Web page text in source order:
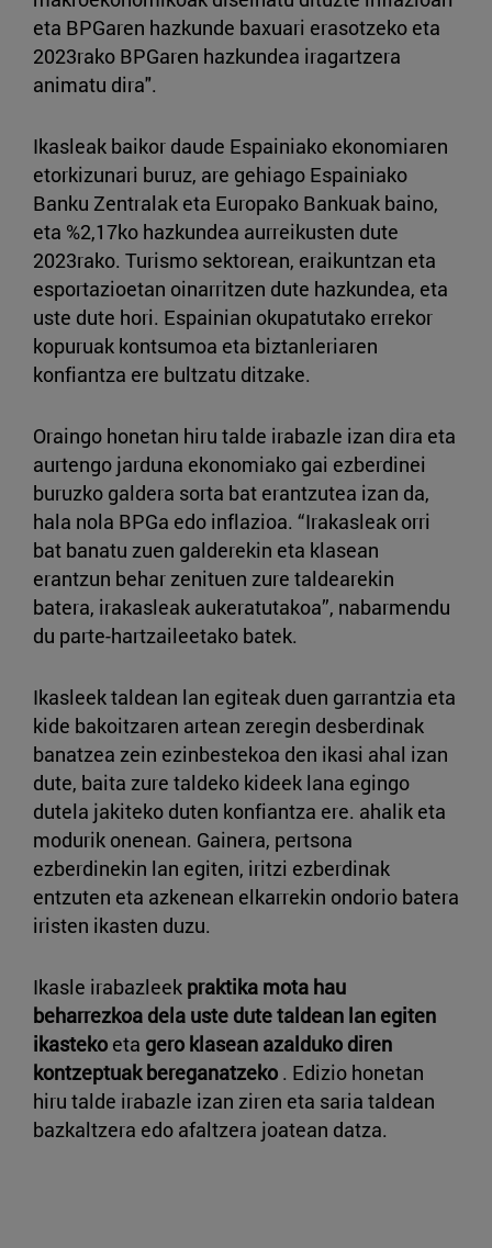
eta BPGaren hazkunde baxuari erasotzeko eta
2023rako BPGaren hazkundea iragartzera
animatu dira".
Ikasleak baikor daude Espainiako ekonomiaren
etorkizunari buruz, are gehiago Espainiako
Banku Zentralak eta Europako Bankuak baino,
eta %2,17ko hazkundea aurreikusten dute
2023rako. Turismo sektorean, eraikuntzan eta
esportazioetan oinarritzen dute hazkundea, eta
uste dute hori. Espainian okupatutako errekor
kopuruak kontsumoa eta biztanleriaren
konfiantza ere bultzatu ditzake.
Oraingo honetan hiru talde irabazle izan dira eta
aurtengo jarduna ekonomiako gai ezberdinei
buruzko galdera sorta bat erantzutea izan da,
hala nola BPGa edo inflazioa. “Irakasleak orri
bat banatu zuen galderekin eta klasean
erantzun behar zenituen zure taldearekin
batera, irakasleak aukeratutakoa”, nabarmendu
du parte-hartzaileetako batek.
Ikasleek taldean lan egiteak duen garrantzia eta
kide bakoitzaren artean zeregin desberdinak
banatzea zein ezinbestekoa den ikasi ahal izan
dute, baita zure taldeko kideek lana egingo
dutela jakiteko duten konfiantza ere. ahalik eta
modurik onenean. Gainera, pertsona
ezberdinekin lan egiten, iritzi ezberdinak
entzuten eta azkenean elkarrekin ondorio batera
iristen ikasten duzu.
Ikasle irabazleek praktika mota hau
beharrezkoa dela uste dute taldean lan egiten
ikasteko eta gero klasean azalduko diren
kontzeptuak bereganatzeko . Edizio honetan
hiru talde irabazle izan ziren eta saria taldean
bazkaltzera edo afaltzera joatean datza.